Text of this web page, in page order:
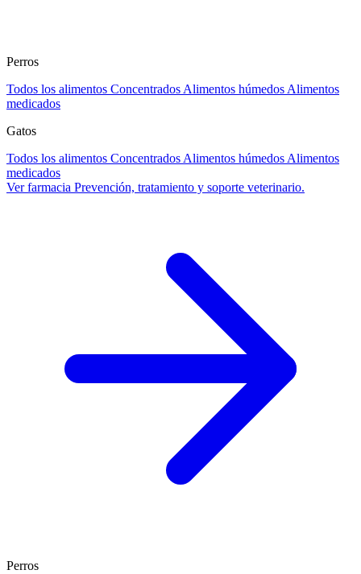
Perros
Todos los alimentos Concentrados Alimentos húmedos Alimentos
medicados
Gatos
Todos los alimentos Concentrados Alimentos húmedos Alimentos
medicados
Ver farmacia Prevención, tratamiento y soporte veterinario.
Perros